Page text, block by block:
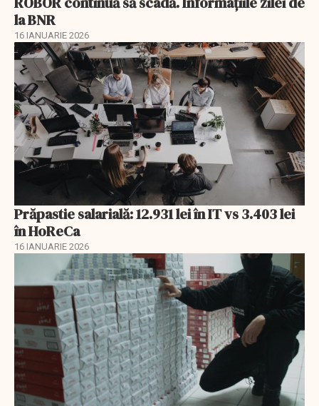
la BNR
16 IANUARIE 2026
Prăpastie salarială: 12.931 lei în IT vs 3.403 lei
în HoReCa
16 IANUARIE 2026